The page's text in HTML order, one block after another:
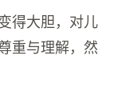
得大胆，对儿
重与理解，然